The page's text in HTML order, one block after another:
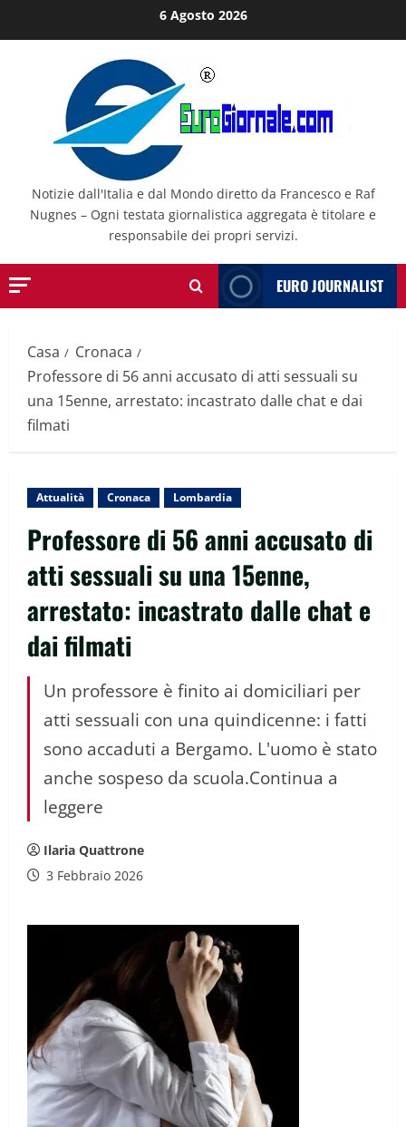
al
6 Agosto 2026
Notizie dall'Italia e dal Mondo diretto da Francesco e Raf
Nugnes – Ogni testata giornalistica aggregata è titolare e
responsabile dei propri servizi.
EURO JOURNALIST
Casa
Cronaca
Professore di 56 anni accusato di atti sessuali su
una 15enne, arrestato: incastrato dalle chat e dai
filmati
Attualità Cronaca Lombardia
Professore di 56 anni accusato di
atti sessuali su una 15enne,
arrestato: incastrato dalle chat e
dai filmati
Un professore è finito ai domiciliari per
atti sessuali con una quindicenne: i fatti
sono accaduti a Bergamo. L'uomo è stato
anche sospeso da scuola.Continua a
leggere
Ilaria Quattrone
3 Febbraio 2026